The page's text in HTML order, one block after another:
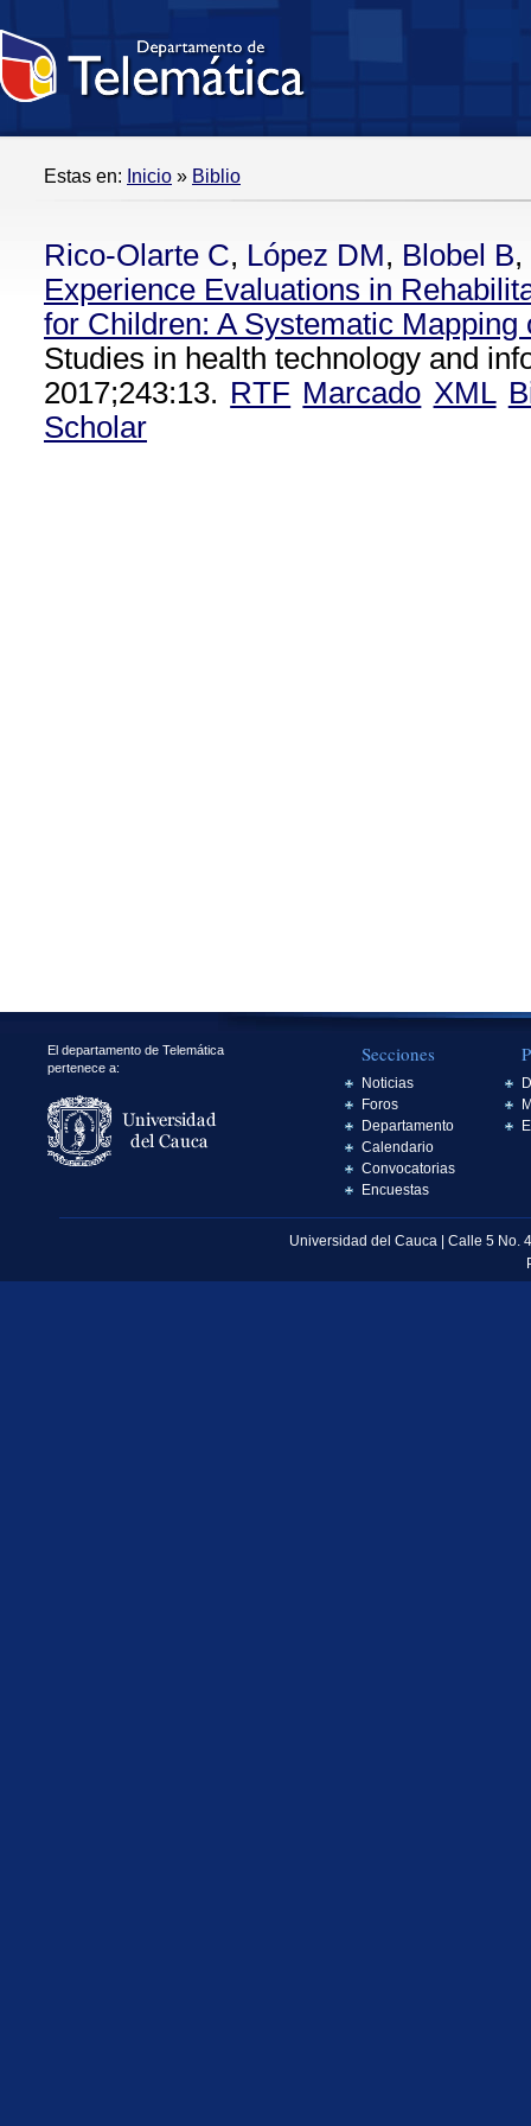
Estas en: Inicio » Biblio
Rico-Olarte C, López DM, Blobel B,
Experience Evaluations in
for Children: A Systematic Mapping
Studies in health technology and
2017;243:13. RTF Marcado XML
Scholar
El departamento de Telemática
pertenece a:
Secciones
Noticias
Foros
Departamento
Calendario
Convocatorias
Encuestas
Universidad del Cauca | Calle 5 No.